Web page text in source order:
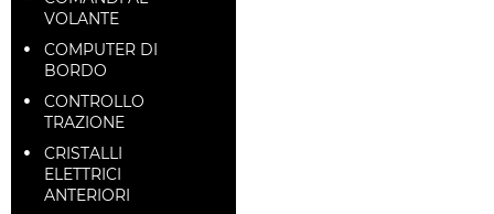
VOLANTE
COMPUTER DI
BORDO
CONTROLLO
TRAZIONE
CRISTALLI
ELETTRICI
ANTERIORI